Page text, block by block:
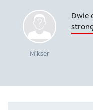
Mikser
Dwie